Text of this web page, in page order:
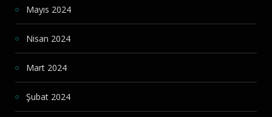
Mayıs 2024
Nisan 2024
Mart 2024
Şubat 2024